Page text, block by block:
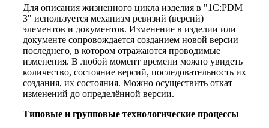
Для описания жизненного цикла изделия в "1C:PDM
3" используется механизм ревизий (версий)
элементов и документов. Изменение в изделии или
документе сопровождается созданием новой версии
последнего, в котором отражаются проводимые
изменения. В любой момент времени можно увидеть
количество, состояние версий, последовательность их
создания, их состояния. Можно осуществить откат
изменений до определённой версии.
Типовые и групповые технологические процессы